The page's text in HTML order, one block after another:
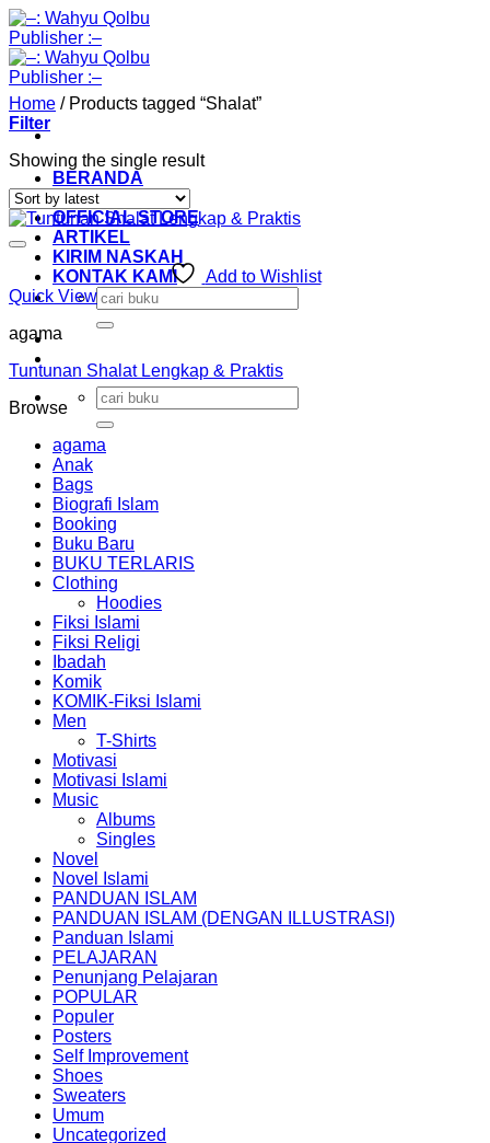
Skip
to
content
BERANDA
KATALOG
OFFICIAL STORE
ARTIKEL
KIRIM NASKAH
KONTAK KAMI
Search
for:
Search
for:
Home /Products tagged “Shalat”
Filter
Showing the single result
Add to Wishlist
Quick View
agama
Tuntunan Shalat Lengkap & Praktis
Browse
agama
Anak
Bags
Biografi Islam
Booking
Buku Baru
BUKU TERLARIS
Clothing
Hoodies
Fiksi Islami
Fiksi Religi
Ibadah
Komik
KOMIK-Fiksi Islami
Men
T-Shirts
Motivasi
Motivasi Islami
Music
Albums
Singles
Novel
Novel Islami
PANDUAN ISLAM
PANDUAN ISLAM (DENGAN ILLUSTRASI)
Panduan Islami
PELAJARAN
Penunjang Pelajaran
POPULAR
Populer
Posters
Self Improvement
Shoes
Sweaters
Umum
Uncategorized